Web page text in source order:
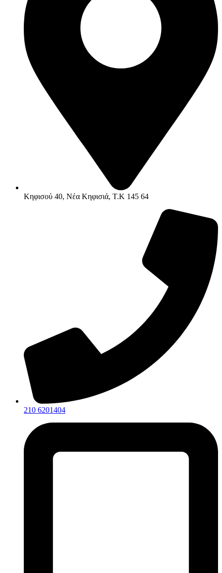
Κηφισού 40, Νέα Κηφισιά, Τ.Κ 145 64
210 6201404